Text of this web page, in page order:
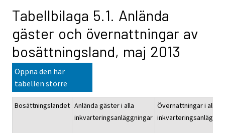
Tabellbilaga 5.1. Anlända
gäster och övernattningar av
bosättningsland, maj 2013
Öppna den här
tabellen större
Bosättningslandet Anlända gäster i alla
inkvarteringsanläggningar
Övernattningar i alla